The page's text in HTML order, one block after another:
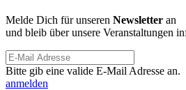
Melde Dich für unseren Newsletter an
und bleib über unsere Veranstaltungen
Bitte gib eine valide E-Mail Adresse an.
anmelden